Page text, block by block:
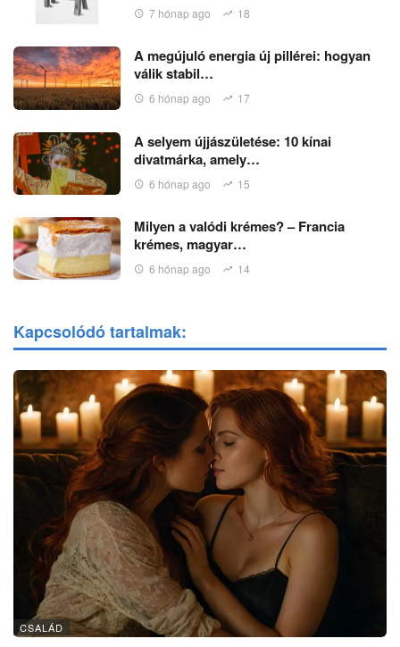
7 hónap ago 18
A megújuló energia új pillérei: hogyan
válik stabil…
6 hónap ago 17
A selyem újjászületése: 10 kínai
divatmárka, amely…
6 hónap ago 15
Milyen a valódi krémes? – Francia
krémes, magyar…
6 hónap ago 14
Kapcsolódó tartalmak:
CSALÁD